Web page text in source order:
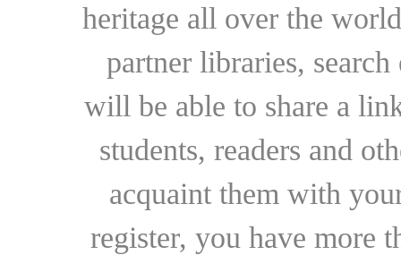
heritage all over the
partner libraries,
will be able to share a
students, readers and
acquaint them with
register, you have more